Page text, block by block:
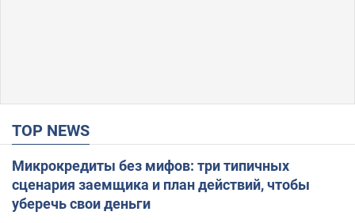
TOP NEWS
Микрокредиты без мифов: три типичных
сценария заемщика и план действий, чтобы
уберечь свои деньги